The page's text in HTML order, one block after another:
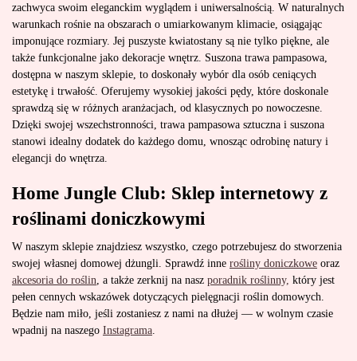
zachwyca swoim eleganckim wyglądem i uniwersalnością. W naturalnych
warunkach rośnie na obszarach o umiarkowanym klimacie, osiągając
imponujące rozmiary. Jej puszyste kwiatostany są nie tylko piękne, ale
także funkcjonalne jako dekoracje wnętrz. Suszona trawa pampasowa,
dostępna w naszym sklepie, to doskonały wybór dla osób ceniących
estetykę i trwałość. Oferujemy wysokiej jakości pędy, które doskonale
sprawdzą się w różnych aranżacjach, od klasycznych po nowoczesne.
Dzięki swojej wszechstronności, trawa pampasowa sztuczna i suszona
stanowi idealny dodatek do każdego domu, wnosząc odrobinę natury i
elegancji do wnętrza.
Home Jungle Club: Sklep internetowy z
roślinami doniczkowymi
W naszym sklepie znajdziesz wszystko, czego potrzebujesz do stworzenia
swojej własnej domowej dżungli. Sprawdź inne rośliny doniczkowe oraz
akcesoria do roślin , a także zerknij na nasz poradnik roślinny, który jest
pełen cennych wskazówek dotyczących pielęgnacji roślin domowych.
Będzie nam miło, jeśli zostaniesz z nami na dłużej — w wolnym czasie
wpadnij na naszego Instagrama